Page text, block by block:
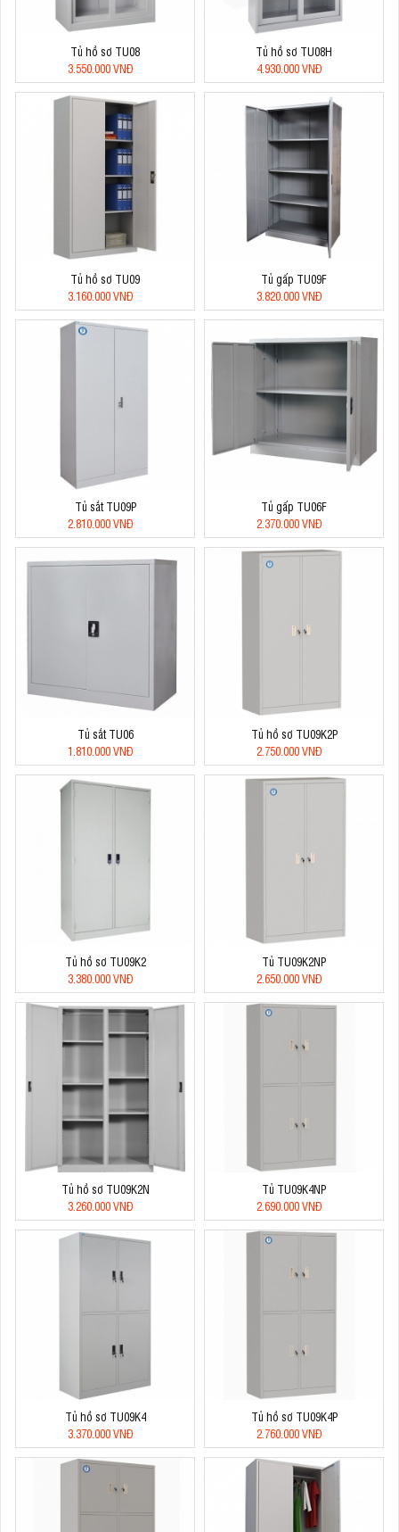
Tủ hồ sơ TU08
3.550.000 VNĐ
Tủ hồ sơ TU08H
4.930.000 VNĐ
Tủ hồ sơ TU09
3.160.000 VNĐ
Tủ gấp TU09F
3.820.000 VNĐ
Tủ sắt TU09P
2.810.000 VNĐ
Tủ gấp TU06F
2.370.000 VNĐ
Tủ sắt TU06
1.810.000 VNĐ
Tủ hồ sơ TU09K2P
2.750.000 VNĐ
Tủ hồ sơ TU09K2
3.380.000 VNĐ
Tủ TU09K2NP
2.650.000 VNĐ
Tủ hồ sơ TU09K2N
3.260.000 VNĐ
Tủ TU09K4NP
2.690.000 VNĐ
Tủ hồ sơ TU09K4
3.370.000 VNĐ
Tủ hồ sơ TU09K4P
2.760.000 VNĐ